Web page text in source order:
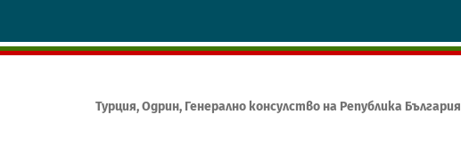
Турция, Одрин, Генерално консулство на Република България